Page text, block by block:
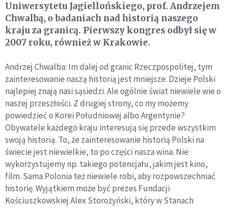
Uniwersytetu Jagiellońskiego, prof. Andrzejem
Chwalbą, o badaniach nad historią naszego
kraju za granicą. Pierwszy kongres odbył się w
2007 roku, również w Krakowie.
Andrzej Chwalba: Im dalej od granic Rzeczpospolitej, tym
zainteresowanie naszą historią jest mniejsze. Dzieje Polski
najlepiej znają nasi sąsiedzi. Ale ogólnie świat niewiele wie o
naszej przeszłości. Z drugiej strony, co my możemy
powiedzieć o Korei Południowej albo Argentynie?
Obywatele każdego kraju interesują się przede wszystkim
swoją historią. To, że zainteresowanie historią Polski na
świecie jest niewielkie, to po części nasza wina. Nie
wykorzystujemy np. takiego potencjału, jakim jest kino,
film. Sama Polonia też niewiele robi, aby rozpowszechniać
historię. Wyjątkiem może być prezes Fundacji
Kościuszkowskiej Alex Storożyński, który w Stanach